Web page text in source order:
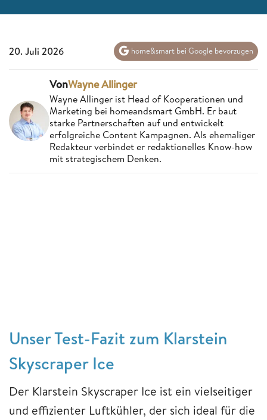
20. Juli 2026 home&smart bei Google bevorzugen
VonWayne Allinger
Wayne Allinger ist Head of Kooperationen und
Marketing bei homeandsmart GmbH. Er baut
starke Partnerschaften auf und entwickelt
erfolgreiche Content Kampagnen. Als ehemaliger
Redakteur verbindet er redaktionelles Know-how
mit strategischem Denken.
Unser Test-Fazit zum Klarstein
Skyscraper Ice
Der Klarstein Skyscraper Ice ist ein vielseitiger
und effizienter Luftkühler, der sich ideal für die